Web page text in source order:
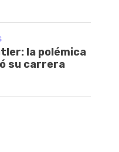
la polémica
su carrera